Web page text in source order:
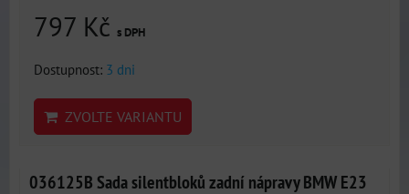
797 Kč s DPH
Dostupnost: 3 dni
ZVOLTE VARIANTU
036125B Sada silentbloků zadní nápravy BMW E23